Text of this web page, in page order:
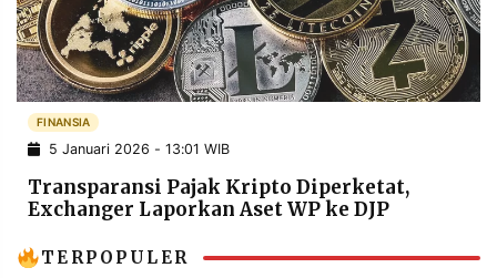
IKLAN TULISAN
PENGADUAN TERM
OF
SERVICE
IKUTI
KAMI
FINANSIA
5 Januari 2026 - 13:01 WIB
Transparansi Pajak Kripto Diperketat,
Exchanger Laporkan Aset WP ke DJP
TERPOPULER